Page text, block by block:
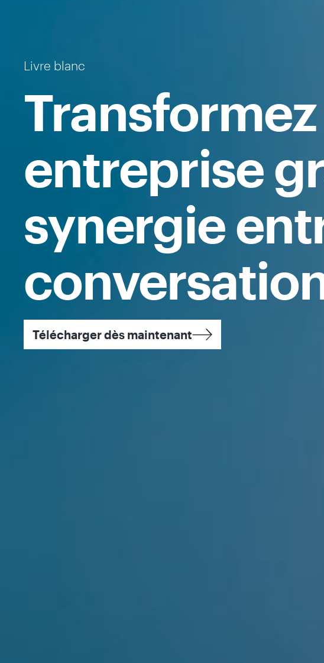
Livre blanc
entreprise
synergie
Télécharger dès maintenant